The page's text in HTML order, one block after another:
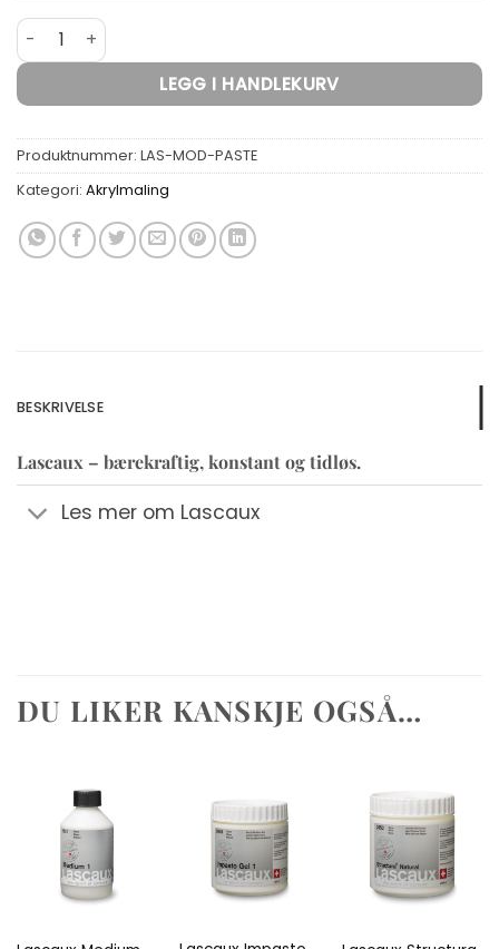
Lascaux Modelling Paste antall
LEGG I HANDLEKURV
Produktnummer: LAS-MOD-PASTE
Kategori: Akrylmaling
BESKRIVELSE
Lascaux – bærekraftig, konstant og tidløs.
Les mer om Lascaux
DU LIKER KANSKJE OGSÅ…